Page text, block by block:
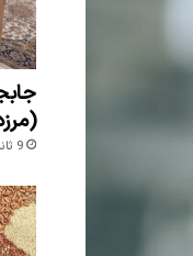
9 ثانیه پیش